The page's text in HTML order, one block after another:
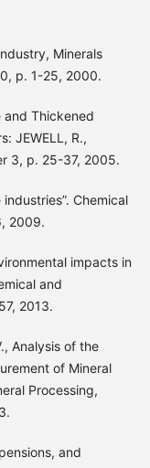
Minerals
p. 1-25, 2000.
and Thickened
JEWELL, R.,
3, p. 25-37, 2005.
industries”. Chemical
2009.
impacts in
and
2013.
Analysis of the
of Mineral
Processing,
and